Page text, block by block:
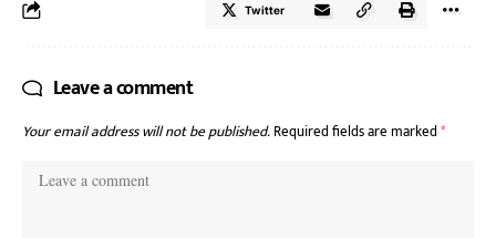
Twitter
Leave a comment
Your email address will not be published.Required fields are marked*